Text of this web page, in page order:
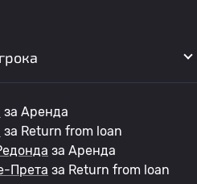
за Аренда
за Return from loan
за Аренда
Прета за Return from loan